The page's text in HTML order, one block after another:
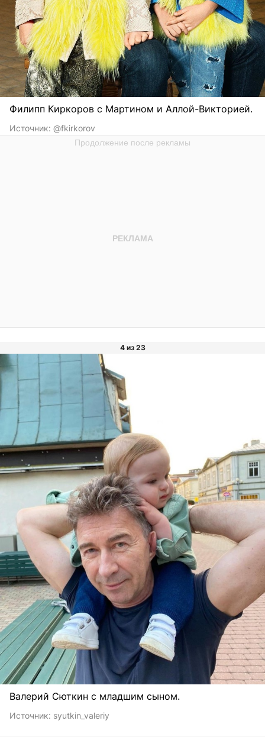
Филипп Киркоров с Мартином и Аллой-Викторией.
Источник: @fkirkorov
4 из 23
Валерий Сюткин с младшим сыном.
Источник: syutkin_valeriy